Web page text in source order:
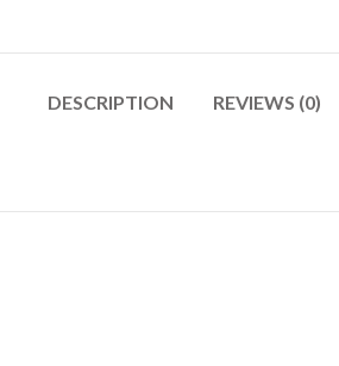
DESCRIPTION REVIEWS (0)